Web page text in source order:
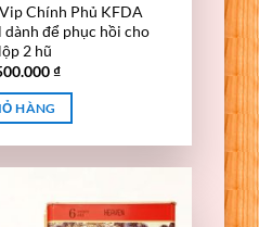
Chính Phủ KFDA
để phục hồi cho
2 hũ
₫
HÀNG